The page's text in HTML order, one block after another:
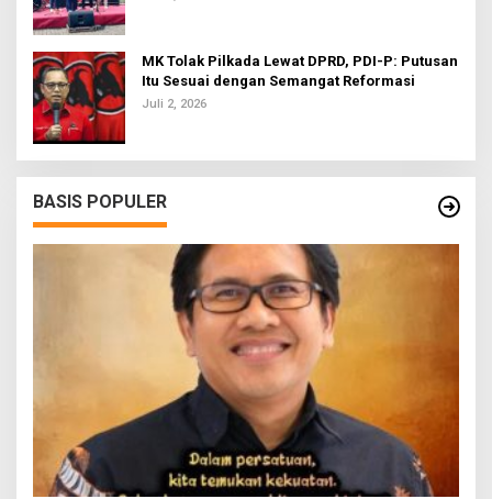
MK Tolak Pilkada Lewat DPRD, PDI-P: Putusan
Itu Sesuai dengan Semangat Reformasi
Juli 2, 2026
BASIS POPULER